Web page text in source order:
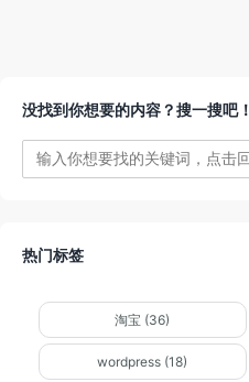
没找到你想要的内容？搜一搜吧！
热门标签
淘宝 (36)
wordpress (18)